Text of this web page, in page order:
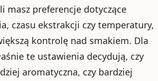
masz preferencje dotyczące
czasu ekstrakcji czy temperatury,
kontrolę nad smakiem. Dla
te ustawienia decydują, czy
aromatyczna, czy bardziej